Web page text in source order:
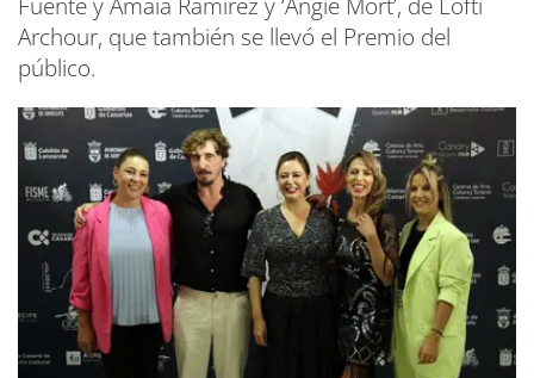
Archour, que también se llevó el Premio del
público.